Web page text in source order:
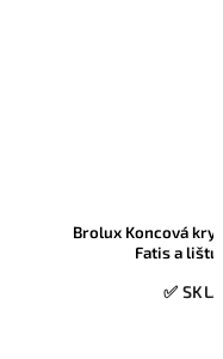
Brolux Koncová
Fatis a lištu
✅